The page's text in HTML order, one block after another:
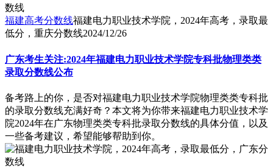
福建高考分数线福建电力职业技术学院，2024年高考，录取最
低分，重庆分数线2024/12/26
广东考生关注:2024年福建电力职业技术学院专科批物理类类
录取分数线公布
备考路上的你，是否对福建电力职业技术学院物理类类专科批
的录取分数线充满好奇？本文将为你带来福建电力职业技术学
院2024年在广东物理类类专科批录取分数线的具体分值，以及
一些备考建议，希望能够帮助到你。